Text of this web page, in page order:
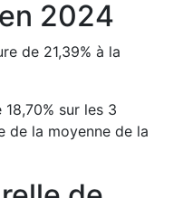
en 2024
de 21,39% à la
18,70% sur les 3
de la moyenne de la